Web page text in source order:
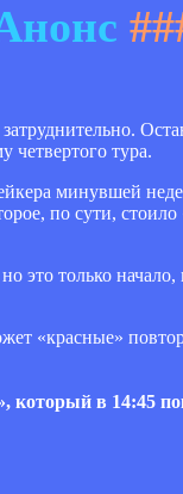
четвертого тура.
минувшей
по сути,
это только
«красные»
который в 14:45